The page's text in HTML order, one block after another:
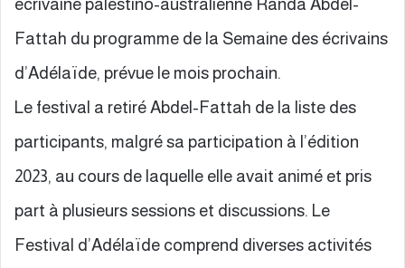
écrivaine palestino-australienne Randa Abdel-
Fattah du programme de la Semaine des écrivains
d’Adélaïde, prévue le mois prochain.
Le festival a retiré Abdel-Fattah de la liste des
participants, malgré sa participation à l’édition
2023, au cours de laquelle elle avait animé et pris
part à plusieurs sessions et discussions. Le
Festival d’Adélaïde comprend diverses activités